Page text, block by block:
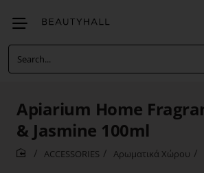
Search...
Apiarium Home
& Jasmine 100ml
ACCESSORIES Αρωματικά Χώρου